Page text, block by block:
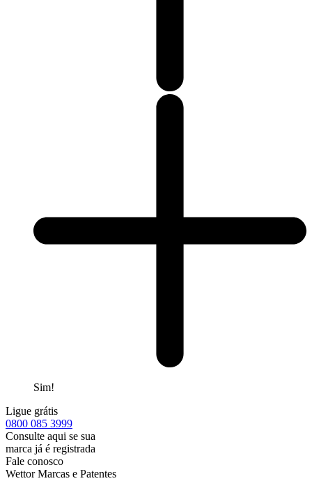
Sim!
Ligue grátis
0800 085 3999
Consulte aqui se sua
marca já é registrada
Fale conosco
Wettor Marcas e Patentes